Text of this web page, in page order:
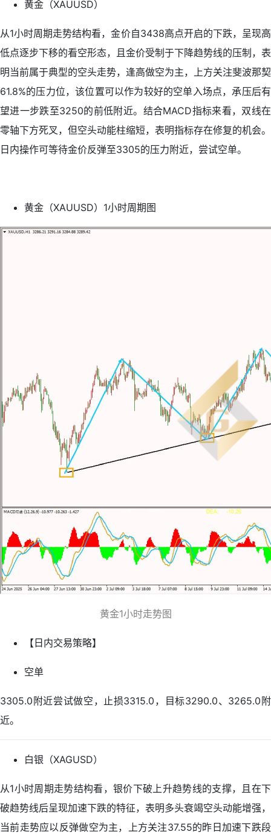
黄金（XAUUSD）
从1小时周期走势结构看，金价自3438高点开启的下跌，呈现高
低点逐步下移的看空形态，且金价受制于下降趋势线的压制，表
明当前属于典型的空头走势，逢高做空为主，上方关注斐波那契
61.8%的压力位，该位置可以作为较好的空单入场点，承压后有
望进一步跌至3250的前低附近。结合MACD指标来看，双线在
零轴下方死叉，但空头动能柱缩短，表明指标存在修复的机会。
日内操作可等待金价反弹至3305的压力附近，尝试空单。
黄金（XAUUSD）1小时周期图
黄金1小时走势图
【日内交易策略】
空单
3305.0附近尝试做空，止损3315.0，目标3290.0、3265.0附
近。
白银（XAGUSD）
从1小时周期走势结构看，银价下破上升趋势线的支撑，且在下
破趋势线后呈现加速下跌的特征，表明多头衰竭空头动能增强，
当前走势应以反弹做空为主，上方关注37.55的昨日加速下跌段